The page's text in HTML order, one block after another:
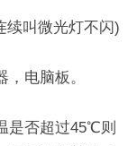
续叫微光灯不闪)
电脑板。
是否超过45℃则